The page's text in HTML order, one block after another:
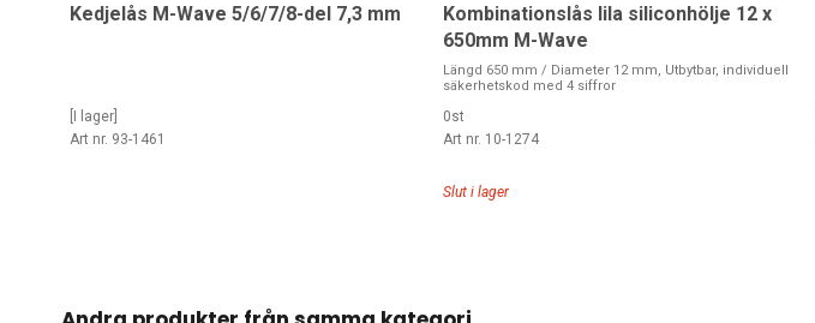
Kedjelås M-Wave 5/6/7/8-del 7,3 mm
[I lager]
Art nr. 93-1461
Kombinationslås lila siliconhölje 12 x
650mm M-Wave
Längd 650 mm / Diameter 12 mm, Utbytbar, individuell
säkerhetskod med 4 siffror
0st
Art nr. 10-1274
Slut i lager